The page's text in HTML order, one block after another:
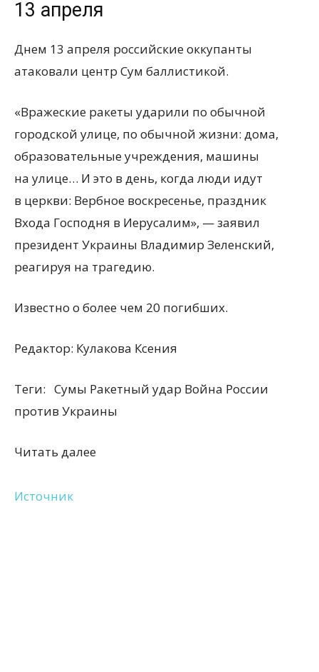
13 апреля
Днем 13 апреля российские оккупанты
атаковали центр Сум баллистикой.
«Вражеские ракеты ударили по обычной
городской улице, по обычной жизни: дома,
образовательные учреждения, машины
на улице… И это в день, когда люди идут
в церкви: Вербное воскресенье, праздник
Входа Господня в Иерусалим», — заявил
президент Украины Владимир Зеленский,
реагируя на трагедию.
Известно о более чем 20 погибших.
Редактор: Кулакова Ксения
Теги: Сумы Ракетный удар Война России
против Украины
Читать далее
Источник